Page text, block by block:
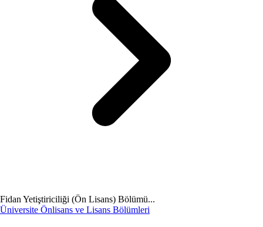
Fidan Yetiştiriciliği (Ön Lisans) Bölümü...
Üniversite Önlisans ve Lisans Bölümleri